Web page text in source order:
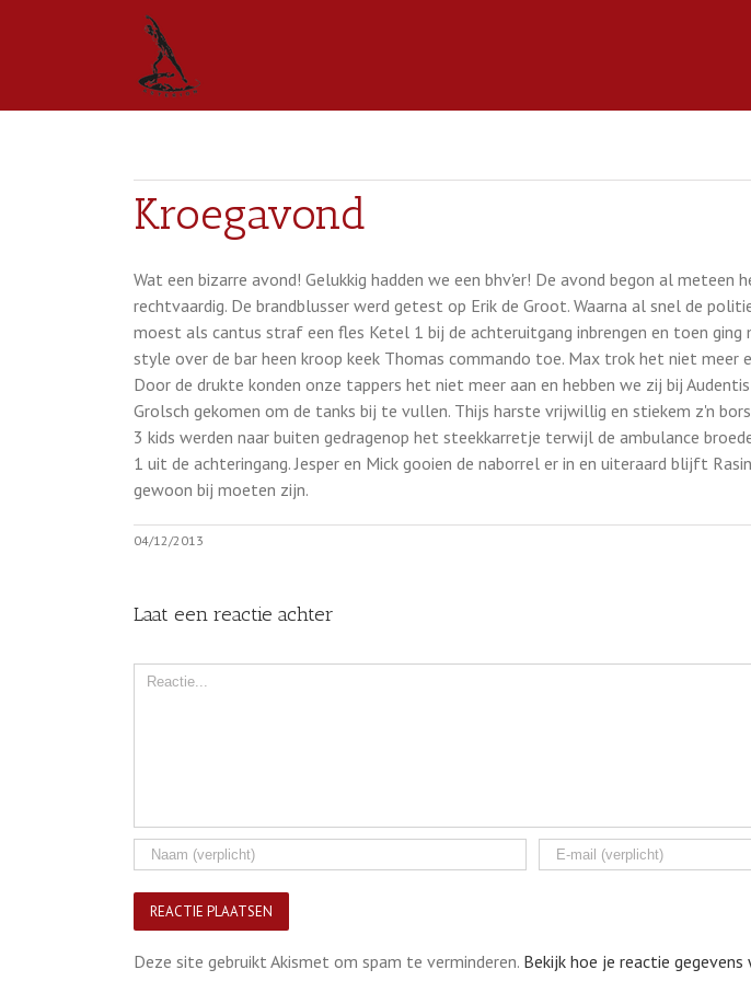
Kroegavond
Wat een bizarre avond! Gelukkig hadden we een bhv'er! De avond begon al
rechtvaardig. De brandblusser werd getest op Erik de Groot. Waarna al snel de
moest als cantus straf een fles Ketel 1 bij de achteruitgang inbrengen en toen
style over de bar heen kroop keek Thomas commando toe. Max trok het niet
Door de drukte konden onze tappers het niet meer aan en hebben we zij bij
Grolsch gekomen om de tanks bij te vullen. Thijs harste vrijwillig en stiekem z'n
3 kids werden naar buiten gedragenop het steekkarretje terwijl de ambulance
1 uit de achteringang. Jesper en Mick gooien de naborrel er in en uiteraard blijft
gewoon bij moeten zijn.
04/12/2013
Laat een reactie achter
Comment
Deze site gebruikt Akismet om spam te verminderen. Bekijk hoe je reactie